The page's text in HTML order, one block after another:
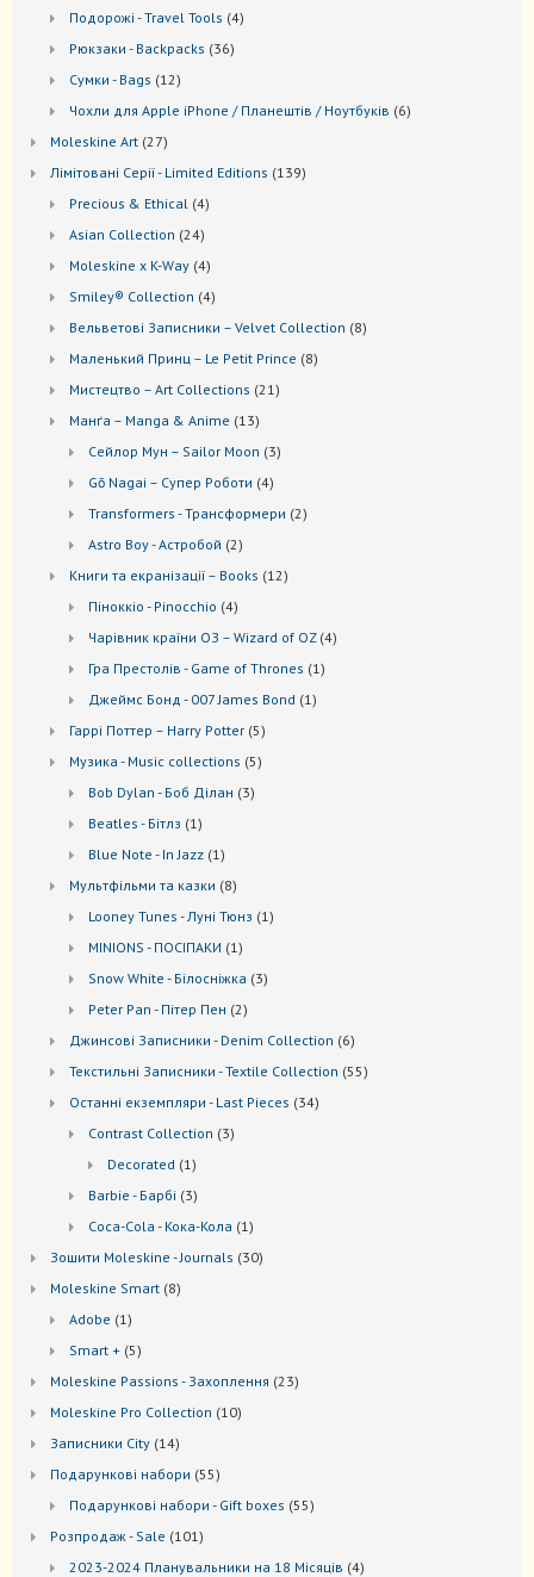
Подорожі - Travel Tools 44
Рюкзаки - Backpacks 3636
Сумки - Bags 1212
Чохли для Apple iPhone / Планештів / Ноутбуків 66
Moleskine Art 2727
Лiмiтовані Серії - Limited Editions 139139
Precious & Ethical 44
Asian Collection 2424
Moleskine x K-Way 44
Smiley® Collection 44
Вельветові Записники – Velvet Collection 88
Маленький Принц – Le Petit Prince 88
Мистецтво – Art Collections 21 21
Манґа – Manga & Anime 1313
Сейлор Мун – Sailor Moon 33
Gō Nagai – Супер Роботи 44
Transformers - Трансформери 22
Astro Boy - Астробой 22
Книги та екранізації – Books 1212
Піноккіо - Pinocchio 44
Чарівник країни ОЗ – Wizard of OZ 44
Гра Престолів - Game of Thrones 1 1
Джеймс Бонд - 007 James Bond 1 1
Гаррі Поттер – Harry Potter 55
Музика - Music collections 55
Bob Dylan - Боб Ділан 33
Beatles - Бітлз 1 1
Blue Note - In Jazz 1 1
Мультфільми та казки 88
Looney Tunes - Луні Тюнз 1 1
MINIONS - ПОСІПАКИ 1 1
Snow White - Білосніжка 33
Peter Pan - Пітер Пен 22
Джинсові Записники - Denim Collection 66
Текстильні Записники - Textile Collection 5555
Останні екземпляри - Last Pieces 3434
Contrast Collection 33
Decorated 1 1
Barbie - Барбі 33
Coca-Cola - Кока-Кола 1 1
Зошити Moleskine - Journals 3030
Моleskine Smart 88
Adobe 1 1
Smart + 55
Moleskine Passions - Захоплення 2323
Мoleskine Pro Collection 1010
Записники City 1414
Подарункові набори 5555
Подарункові набори - Gift boxes 5555
Розпродаж - Sale 101 101
2023-2024 Планувальники на 18 Місяців 44